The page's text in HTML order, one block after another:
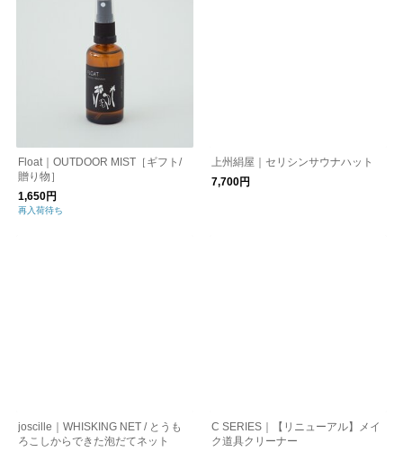
Float｜OUTDOOR MIST［ギフト/
贈り物］
1,650円
再入荷待ち
上州絹屋｜セリシンサウナハット
7,700円
joscille｜WHISKING NET / とうも
ろこしからできた泡だてネット
C SERIES｜【リニューアル】メイ
ク道具クリーナー